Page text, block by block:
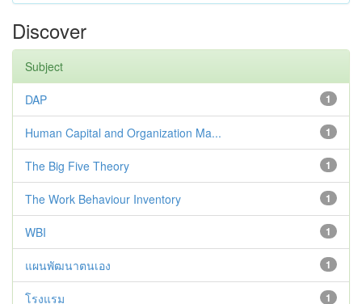
Discover
Subject
1
DAP
1
Human Capital and Organization Ma...
1
The Big Five Theory
1
The Work Behaviour Inventory
1
WBI
1
แผนพัฒนาตนเอง
1
โรงแรม